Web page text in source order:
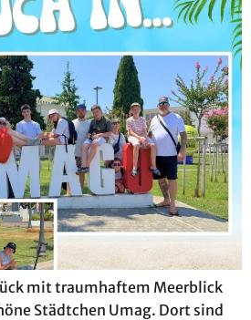
mit traumhaftem Meerblick
Städtchen Umag. Dort sind